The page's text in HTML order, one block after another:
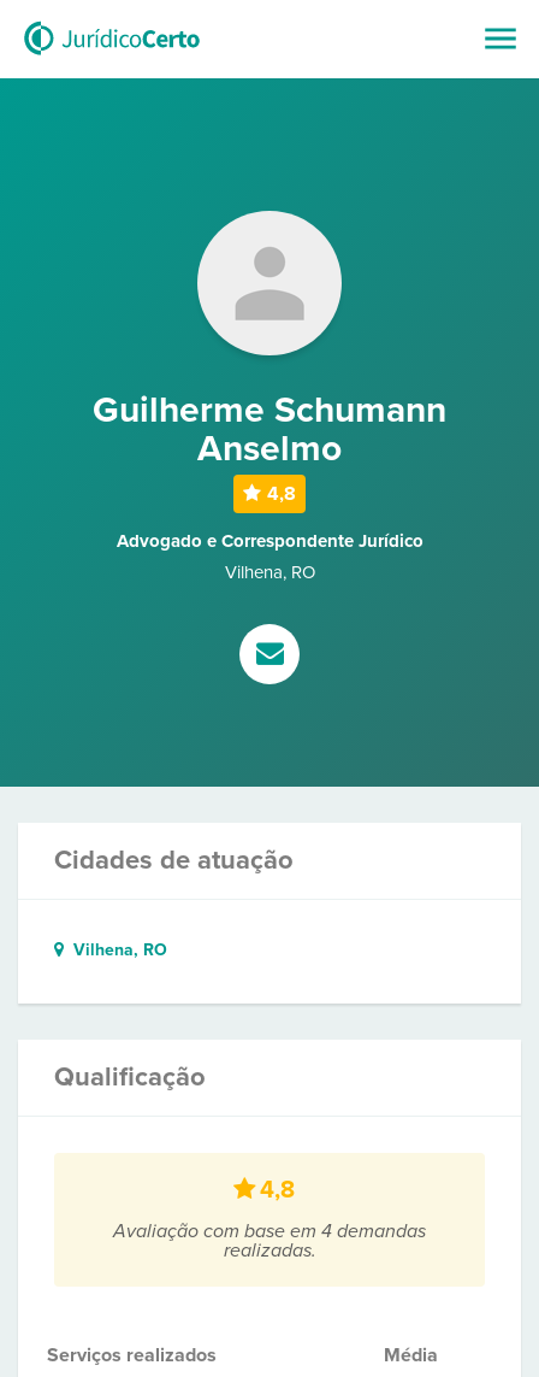
Guilherme Schumann
Anselmo
4,8
Advogado e Correspondente Jurídico
Vilhena, RO
Cidades de atuação
Vilhena, RO
Qualificação
4,8
Avaliação com base em 4 demandas
realizadas.
Serviços realizados Média